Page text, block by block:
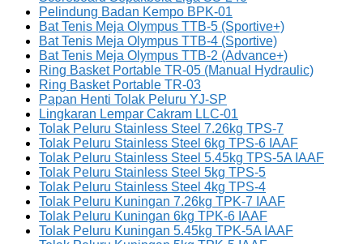
Pelindung Badan Kempo BPK-01
Bat Tenis Meja Olympus TTB-5 (Sportive+)
Bat Tenis Meja Olympus TTB-4 (Sportive)
Bat Tenis Meja Olympus TTB-2 (Advance+)
Ring Basket Portable TR-05 (Manual Hydraulic)
Ring Basket Portable TR-03
Papan Henti Tolak Peluru YJ-SP
Lingkaran Lempar Cakram LLC-01
Tolak Peluru Stainless Steel 7.26kg TPS-7
Tolak Peluru Stainless Steel 6kg TPS-6 IAAF
Tolak Peluru Stainless Steel 5.45kg TPS-5A IAAF
Tolak Peluru Stainless Steel 5kg TPS-5
Tolak Peluru Stainless Steel 4kg TPS-4
Tolak Peluru Kuningan 7.26kg TPK-7 IAAF
Tolak Peluru Kuningan 6kg TPK-6 IAAF
Tolak Peluru Kuningan 5.45kg TPK-5A IAAF